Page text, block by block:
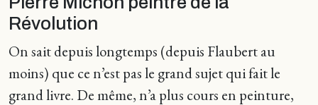
Révolution
On sait depuis longtemps (depuis Flaubert au
moins) que ce n’est pas le grand sujet qui fait le
grand livre. De même, n’a plus cours en peinture,